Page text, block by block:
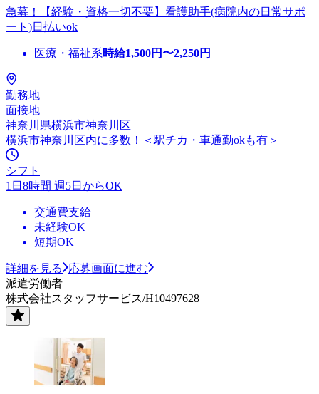
急募！【経験・資格一切不要】看護助手(病院内の日常サポ
ート)日払いok
医療・福祉系時給1,500円〜2,250円
勤務地
面接地
神奈川県横浜市神奈川区
横浜市神奈川区内に多数！＜駅チカ・車通勤okも有＞
シフト
1日8時間 週5日からOK
交通費支給
未経験OK
短期OK
詳細を見る
応募画面に進む
派遣労働者
株式会社スタッフサービス/H10497628